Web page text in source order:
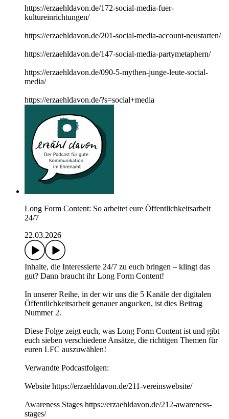
https://erzaehldavon.de/172-social-media-fuer-
kultureinrichtungen/
https://erzaehldavon.de/201-social-media-account-neustarten/
https://erzaehldavon.de/147-social-media-partymetaphern/
https://erzaehldavon.de/090-5-mythen-junge-leute-social-
media/
https://erzaehldavon.de/?s=social+media
Long Form Content: So arbeitet eure Öffentlichkeitsarbeit
24/7
22.03.2026
Inhalte, die Interessierte 24/7 zu euch bringen – klingt das
gut? Dann braucht ihr Long Form Content!
In unserer Reihe, in der wir uns die 5 Kanäle der digitalen
Öffentlichkeitsarbeit genauer angucken, ist dies Beitrag
Nummer 2.
Diese Folge zeigt euch, was Long Form Content ist und gibt
euch sieben verschiedene Ansätze, die richtigen Themen für
euren LFC auszuwählen!
Verwandte Podcastfolgen:
Website https://erzaehldavon.de/211-vereinswebsite/
Awareness Stages https://erzaehldavon.de/212-awareness-
stages/